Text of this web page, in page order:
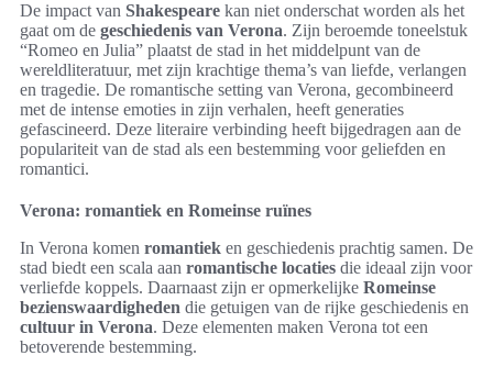
De impact van Shakespeare kan niet onderschat worden als het
gaat om de geschiedenis van Verona. Zijn beroemde toneelstuk
“Romeo en Julia” plaatst de stad in het middelpunt van de
wereldliteratuur, met zijn krachtige thema’s van liefde, verlangen
en tragedie. De romantische setting van Verona, gecombineerd
met de intense emoties in zijn verhalen, heeft generaties
gefascineerd. Deze literaire verbinding heeft bijgedragen aan de
populariteit van de stad als een bestemming voor geliefden en
romantici.
Verona: romantiek en Romeinse ruïnes
In Verona komen romantiek en geschiedenis prachtig samen. De
stad biedt een scala aan romantische locaties die ideaal zijn voor
verliefde koppels. Daarnaast zijn er opmerkelijke Romeinse
bezienswaardigheden die getuigen van de rijke geschiedenis en
cultuur in Verona. Deze elementen maken Verona tot een
betoverende bestemming.